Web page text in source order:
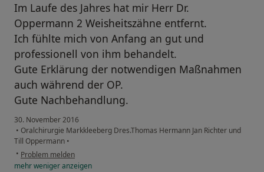
Im Laufe des Jahres hat mir Herr Dr.
Oppermann 2 Weisheitszähne entfernt.
Ich fühlte mich von Anfang an gut und
professionell von ihm behandelt.
Gute Erklärung der notwendigen Maßnahmen
auch während der OP.
Gute Nachbehandlung.
30. November 2016
• Oralchirurgie Markkleeberg Dres.Thomas Hermann Jan Richter und
Till Oppermann •
• Problem melden
mehrwenigeranzeigen